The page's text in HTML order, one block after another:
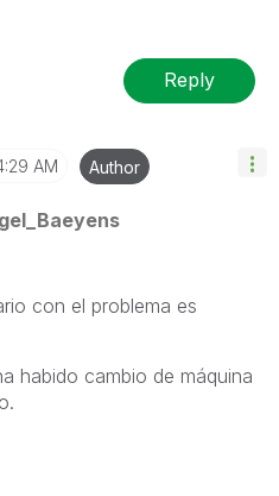
Reply
AM Author
con el problema es
habido cambio de máquina